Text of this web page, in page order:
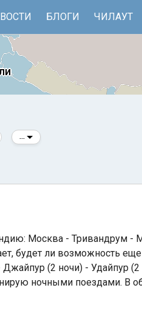
БЛОГИ ЧИЛАУТ
Бенгальский
Москва - Тривандрум -
будет ли возможность
(2 ночи) - Удайпур
ночными поездами. В